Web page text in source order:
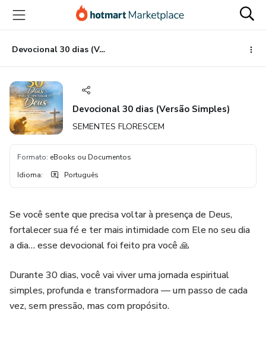
para
conteúdo
principal
para
pagamento
para
rodapé
Devocional 30 dias (Versão Simples)
Devocional 30 dias (Versão Simples)
SEMENTES FLORESCEM
Formato: eBooks ou Documentos
Idioma: Português
Se você sente que precisa voltar à presença de Deus,
fortalecer sua fé e ter mais intimidade com Ele no seu dia
a dia… esse devocional foi feito pra você 🙏
Durante 30 dias, você vai viver uma jornada espiritual
simples, profunda e transformadora — um passo de cada
vez, sem pressão, mas com propósito.